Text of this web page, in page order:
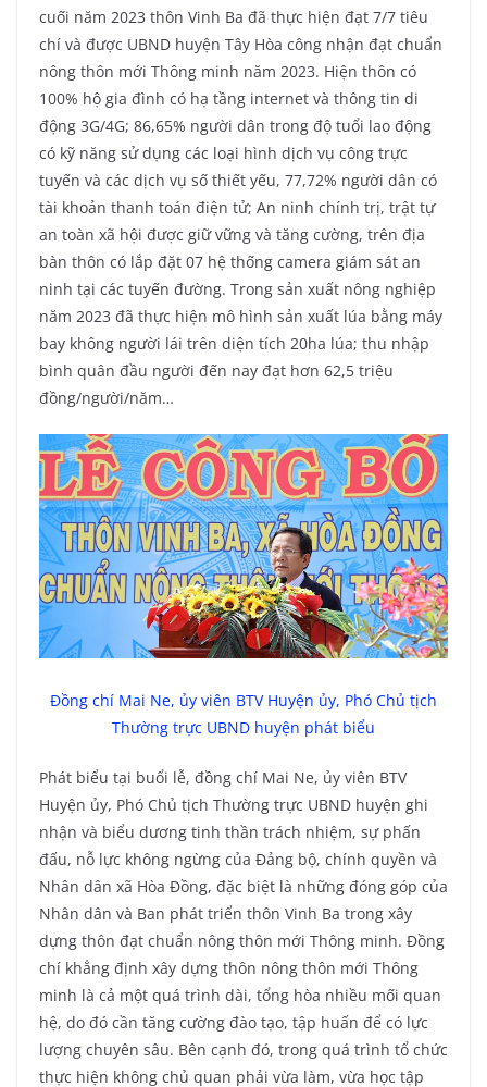
cuối năm 2023 thôn Vinh Ba đã thực hiện đạt 7/7 tiêu
chí và được UBND huyện Tây Hòa công nhận đạt chuẩn
nông thôn mới Thông minh năm 2023. Hiện thôn có
100% hộ gia đình có hạ tầng internet và thông tin di
động 3G/4G; 86,65% người dân trong độ tuổi lao động
có kỹ năng sử dụng các loại hình dịch vụ công trực
tuyến và các dịch vụ số thiết yếu, 77,72% người dân có
tài khoản thanh toán điện tử; An ninh chính trị, trật tự
an toàn xã hội được giữ vững và tăng cường, trên địa
bàn thôn có lắp đặt 07 hệ thống camera giám sát an
ninh tại các tuyến đường. Trong sản xuất nông nghiệp
năm 2023 đã thực hiện mô hình sản xuất lúa bằng máy
bay không người lái trên diện tích 20ha lúa; thu nhập
bình quân đầu người đến nay đạt hơn 62,5 triệu
đồng/người/năm…
Đồng chí Mai Ne, ủy viên BTV Huyện ủy, Phó Chủ tịch
Thường trực UBND huyện phát biểu
Phát biểu tại buổi lễ, đồng chí Mai Ne, ủy viên BTV
Huyện ủy, Phó Chủ tịch Thường trực UBND huyện ghi
nhận và biểu dương tinh thần trách nhiệm, sự phấn
đấu, nỗ lực không ngừng của Đảng bộ, chính quyền và
Nhân dân xã Hòa Đồng, đặc biệt là những đóng góp của
Nhân dân và Ban phát triển thôn Vinh Ba trong xây
dựng thôn đạt chuẩn nông thôn mới Thông minh. Đồng
chí khẳng định xây dựng thôn nông thôn mới Thông
minh là cả một quá trình dài, tổng hòa nhiều mối quan
hệ, do đó cần tăng cường đào tạo, tập huấn để có lực
lượng chuyên sâu. Bên cạnh đó, trong quá trình tổ chức
thực hiện không chủ quan phải vừa làm, vừa học tập